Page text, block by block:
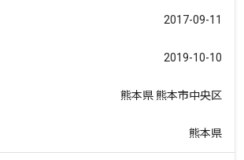
2017-09-11
2019-10-10
熊本県 熊本市中央区
熊本県